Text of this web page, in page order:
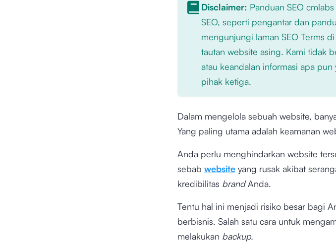
Disclaimer: Panduan SEO
SEO, seperti pengantar dan
mengunjungi laman SEO Terms
tautan website asing. Kami tidak
atau keandalan informasi apa
pihak ketiga.
Dalam mengelola sebuah website,
Yang paling utama adalah keamanan
Anda perlu menghindarkan website
sebab websiteyang rusak akibat
kredibilitas brandAnda.
Tentu hal ini menjadi risiko besar bagi
berbisnis. Salah satu cara untuk
melakukan backup.